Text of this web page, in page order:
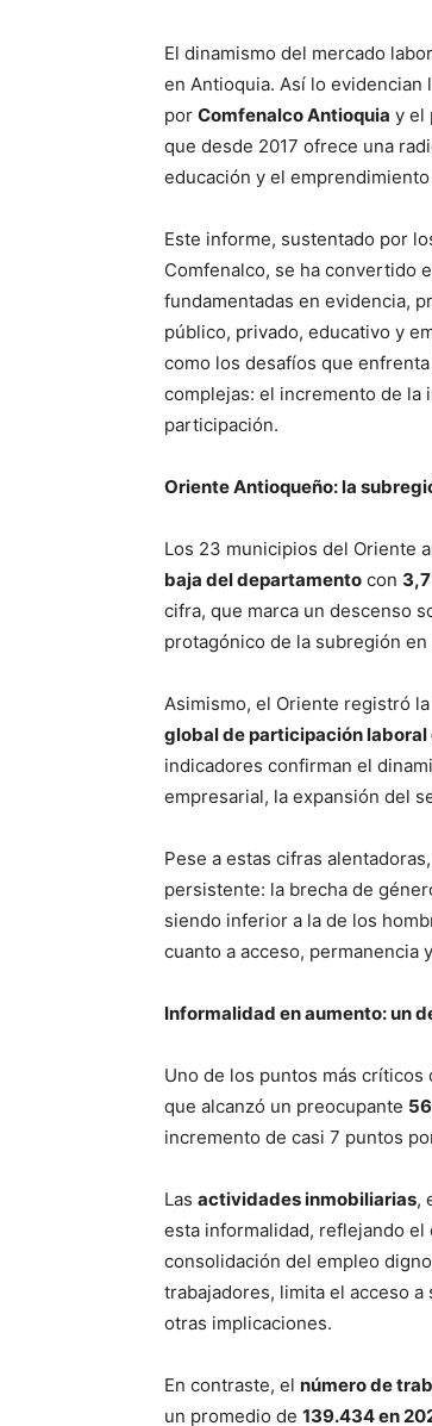
El dinamismo del mercado
en Antioquia. Así lo evidencian
por Comfenalco Antioquia y el
que desde 2017 ofrece una
educación y el
Este informe, sustentado por
Comfenalco, se ha convertido
fundamentadas en evidencia,
público, privado, educativo y
como los desafíos que
complejas: el incremento de la
participación.
Oriente Antioqueño: la
Los 23 municipios del Oriente
baja del departamento con
cifra, que marca un descenso
protagónico de la subregión
Asimismo, el Oriente registró la
global de participación laboral
indicadores confirman el
empresarial, la expansión del
Pese a estas cifras
persistente: la brecha de
siendo inferior a la de los
cuanto a acceso, permanencia
Informalidad en aumento: un
Uno de los puntos más críticos
que alcanzó un preocupante
incremento de casi 7 puntos
Las actividades inmobiliarias,
esta informalidad, reflejando
consolidación del empleo
trabajadores, limita el acceso
otras implicaciones.
En contraste, el número de
un promedio de 139.434 en